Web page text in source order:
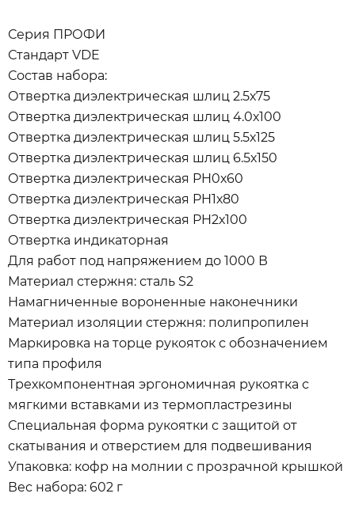
Серия ПРОФИ
Стандарт VDE
Состав набора:
Отвертка диэлектрическая шлиц 2.5х75
Отвертка диэлектрическая шлиц 4.0х100
Отвертка диэлектрическая шлиц 5.5х125
Отвертка диэлектрическая шлиц 6.5х150
Отвертка диэлектрическая PH0х60
Отвертка диэлектрическая PH1х80
Отвертка диэлектрическая PH2х100
Отвертка индикаторная
Для работ под напряжением до 1000 В
Материал стержня: сталь S2
Намагниченные вороненные наконечники
Материал изоляции стержня: полипропилен
Маркировка на торце рукояток с обозначением
типа профиля
Трехкомпонентная эргономичная рукоятка с
мягкими вставками из термопластрезины
Специальная форма рукоятки с защитой от
скатывания и отверстием для подвешивания
Упаковка: кофр на молнии с прозрачной крышкой
Вес набора: 602 г